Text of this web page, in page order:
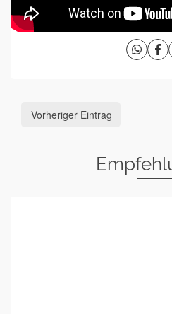
Vorheriger Eintrag